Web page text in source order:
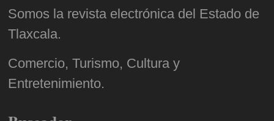
Somos la revista electrónica del Estado de
Tlaxcala.
Comercio, Turismo, Cultura y
Entretenimiento.